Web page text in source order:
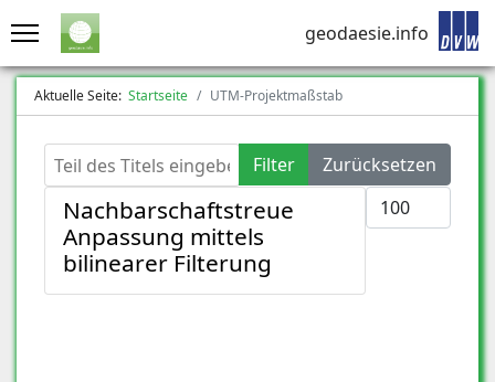
geodaesie.info
Aktuelle Seite: Startseite UTM-Projektmaßstab
Teil des Titels eingeben Filter
Zurücksetzen
Anzeige #
Nachbarschaftstreue
Anpassung mittels
bilinearer Filterung